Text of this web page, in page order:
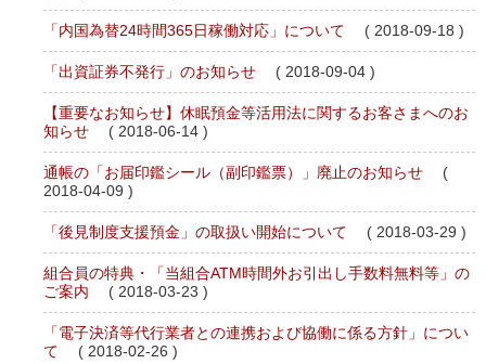
「内国為替24時間365日稼働対応」について ( 2018-09-18 )
「出資証券不発行」のお知らせ ( 2018-09-04 )
【重要なお知らせ】休眠預金等活用法に関するお客さまへのお
知らせ
( 2018-06-14 )
通帳の「お届印鑑シール（副印鑑票）」廃止のお知らせ
(
2018-04-09 )
「後見制度支援預金」の取扱い開始について ( 2018-03-29 )
組合員の特典・「当組合ATM時間外お引出し手数料無料等」の
ご案内
( 2018-03-23 )
「電子決済等代行業者との連携および協働に係る方針」につい
て
( 2018-02-26 )